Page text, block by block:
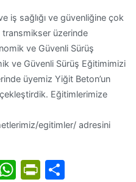
iş sağlığı ve güvenliğine çok
üzerinde
ve Güvenli Sürüş
ve Güvenli Sürüş Eğitimimizi
üyemiz Yiğit Beton’un
Eğitimlerimize
egitimler/ adresini
WhatsApp